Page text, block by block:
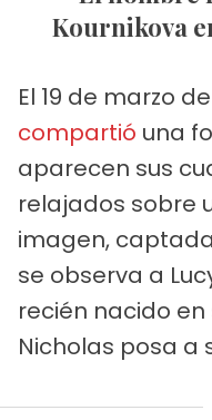
Kournikova
El 19 de marzo
compartió una
aparecen sus
relajados sobre
imagen,
se observa a
recién nacido
Nicholas posa a